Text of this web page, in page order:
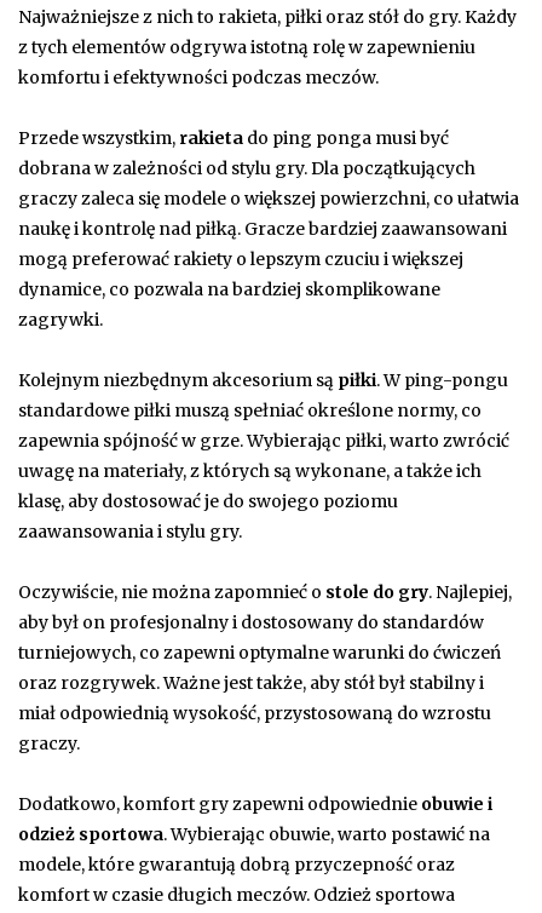
Najważniejsze z nich to rakieta, piłki oraz stół do gry. Każdy
z tych elementów odgrywa istotną rolę w zapewnieniu
komfortu i efektywności podczas meczów.
Przede wszystkim, rakieta do ping ponga musi być
dobrana w zależności od stylu gry. Dla początkujących
graczy zaleca się modele o większej powierzchni, co ułatwia
naukę i kontrolę nad piłką. Gracze bardziej zaawansowani
mogą preferować rakiety o lepszym czuciu i większej
dynamice, co pozwala na bardziej skomplikowane
zagrywki.
Kolejnym niezbędnym akcesorium są piłki. W ping-pongu
standardowe piłki muszą spełniać określone normy, co
zapewnia spójność w grze. Wybierając piłki, warto zwrócić
uwagę na materiały, z których są wykonane, a także ich
klasę, aby dostosować je do swojego poziomu
zaawansowania i stylu gry.
Oczywiście, nie można zapomnieć o stole do gry. Najlepiej,
aby był on profesjonalny i dostosowany do standardów
turniejowych, co zapewni optymalne warunki do ćwiczeń
oraz rozgrywek. Ważne jest także, aby stół był stabilny i
miał odpowiednią wysokość, przystosowaną do wzrostu
graczy.
Dodatkowo, komfort gry zapewni odpowiednie obuwie i
odzież sportowa. Wybierając obuwie, warto postawić na
modele, które gwarantują dobrą przyczepność oraz
komfort w czasie długich meczów. Odzież sportowa